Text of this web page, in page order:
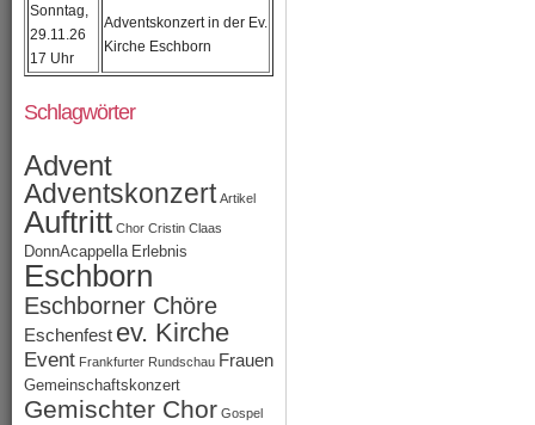
Sonntag,
29.11.26
17 Uhr
Adventskonzert in der Ev.
Kirche Eschborn
Schlagwörter
Advent
Adventskonzert Artikel
Auftritt Chor Cristin Claas
DonnAcappella Erlebnis
Eschborn
Eschborner Chöre
Eschenfest ev. Kirche
Event Frankfurter Rundschau Frauen
Gemeinschaftskonzert
Gemischter Chor Gospel